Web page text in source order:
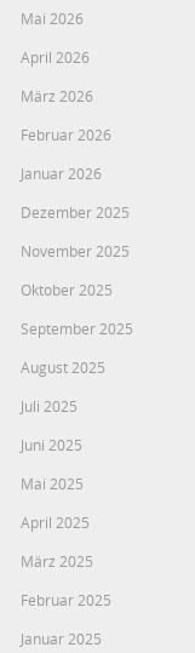
Mai 2026
April 2026
März 2026
Februar 2026
Januar 2026
Dezember 2025
November 2025
Oktober 2025
September 2025
August 2025
Juli 2025
Juni 2025
Mai 2025
April 2025
März 2025
Februar 2025
Januar 2025